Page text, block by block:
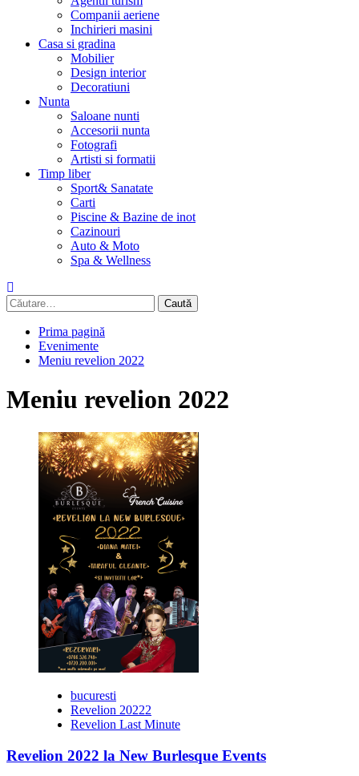
Companii aeriene
Inchirieri masini
Casa si gradina
Mobilier
Design interior
Decoratiuni
Nunta
Saloane nunti
Accesorii nunta
Fotografi
Artisti si formatii
Timp liber
Sport& Sanatate
Carti
Piscine & Bazine de inot
Cazinouri
Auto & Moto
Spa & Wellness
Caută
după:
Prima pagină
Evenimente
Meniu revelion 2022
Meniu revelion 2022
bucuresti
Revelion 20222
Revelion Last Minute
Revelion 2022 la New Burlesque Events